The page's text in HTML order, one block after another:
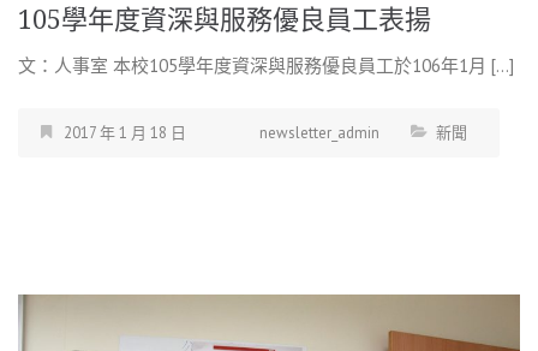
105學年度資深與服務優良員工表揚
文：人事室 本校105學年度資深與服務優良員工於106年1月 […]
2017 年 1 月 18 日 newsletter_admin 新聞